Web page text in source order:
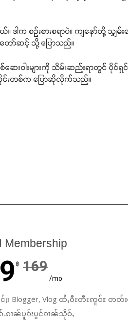
စဉ်းစားစရာပဲ။ ကျနော်တို့ သျှမ်းရှ
ော်ဆင့် သို့ ပြောသည်။
ဆေးဝါးများကို သိမ်းဆည်းရာတွင် ပိုင်
းတစ်က ပြောဆိုလိုက်သည်။
Membership
฿ 169
/mo
ႈ၊ Blogger, Vlog ထႆႇဝီႊတီႊဢူဝ်ႊ တ
ၵၢၼ်ပူၵ်းပွင်ၵၢၼ်သိုဝ်ႇ